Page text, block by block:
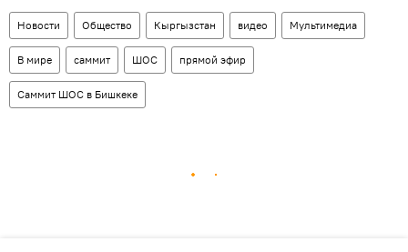
Новости Общество Кыргызстан видео Мультимедиа
В мире саммит ШОС прямой эфир
Саммит ШОС в Бишкеке